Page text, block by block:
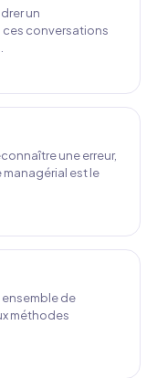
un
ces conversations
une erreur,
est le
ensemble de
méthodes